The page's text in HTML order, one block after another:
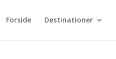
Forside Destinationer